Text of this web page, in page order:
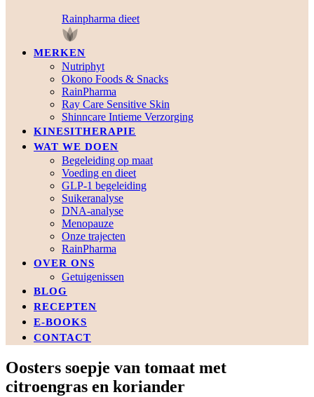
Rainpharma dieet
MERKEN
Nutriphyt
Okono Foods & Snacks
RainPharma
Ray Care Sensitive Skin
Shinncare Intieme Verzorging
KINESITHERAPIE
WAT WE DOEN
Begeleiding op maat
Voeding en dieet
GLP-1 begeleiding
Suikeranalyse
DNA-analyse
Menopauze
Onze trajecten
RainPharma
OVER ONS
Getuigenissen
BLOG
RECEPTEN
E-BOOKS
CONTACT
Oosters soepje van tomaat met
citroengras en koriander